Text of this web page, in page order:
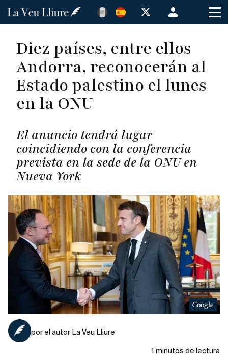
Pasar
principal
Menú
de
cuenta
de
usuario
Diez países, entre ellos
Andorra, reconocerán al
Estado palestino el lunes
en la ONU
El anuncio tendrá lugar
coincidiendo con la conferencia
prevista en la sede de la ONU en
Nueva York
Google
por el autor La Veu Lliure
1 minutos de lectura